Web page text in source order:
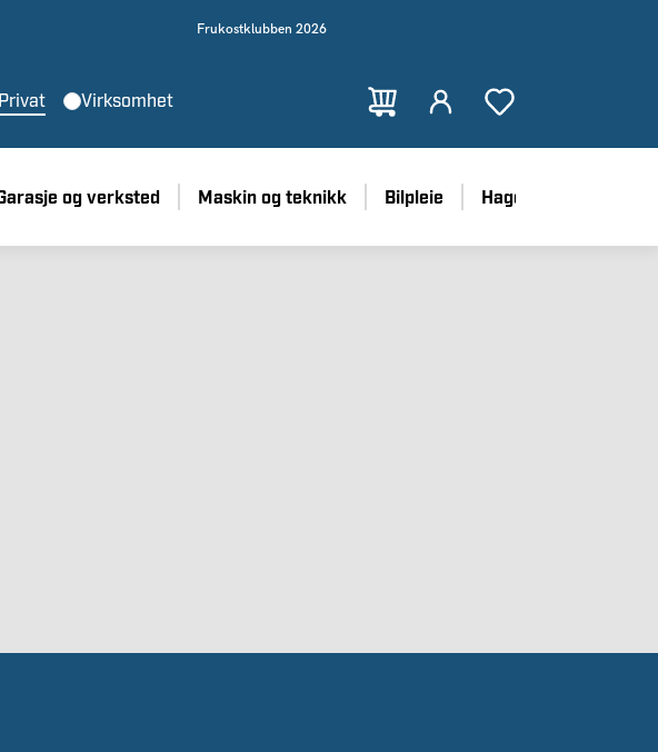
Frukostklubben 2026
Virksomhet
og verksted Maskin og teknikk Bilpleie Hage